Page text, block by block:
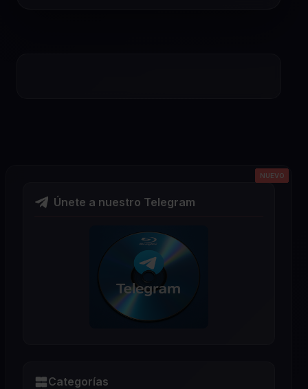
Únete a nuestro Telegram
Categorías
NUEVO
NUEVO
NUEVO
NUEVO
NUEVO